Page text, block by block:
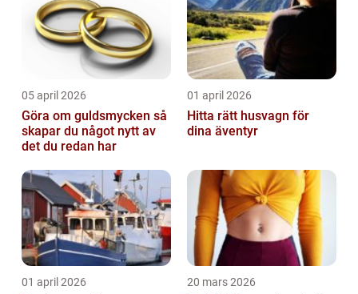
05 april 2026
Göra om guldsmycken så
skapar du något nytt av
det du redan har
01 april 2026
Hitta rätt husvagn för
dina äventyr
01 april 2026 20 mars 2026